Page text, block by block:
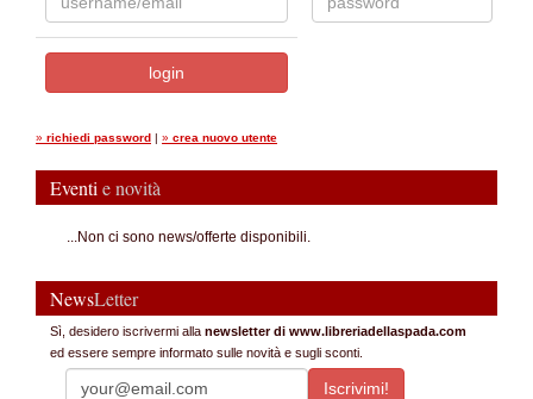
» richiedi password | » crea nuovo utente
Eventi e novità
...Non ci sono news/offerte disponibili.
NewsLetter
Sì, desidero iscrivermi alla newsletter di www.libreriadellaspada.com
ed essere sempre informato sulle novità e sugli sconti.